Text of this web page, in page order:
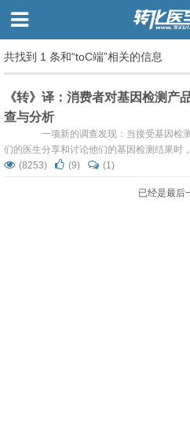
共找到 1 条和“toC端”相关的信息
《转》译：消费者对基因检测产
查与分析
一项新的调查发现：当接受基因检
们的医生分享和讨论他们的基因检测结果时
会随着他们的期望值高低发生变化。 正如
（Personal Genomics Study group，PGT）
(8253) (9) (1)
已经是最后